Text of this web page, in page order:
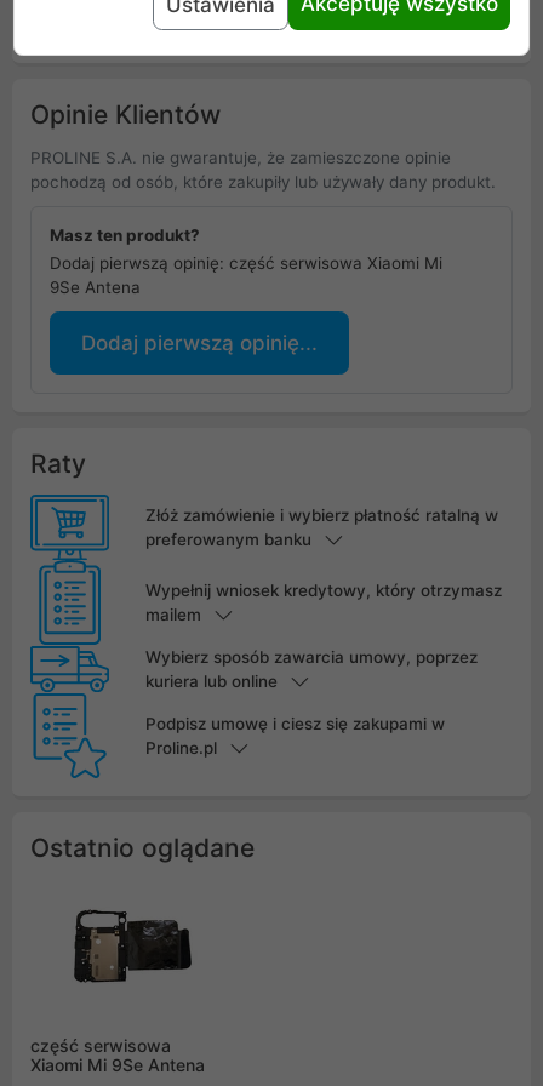
Uniwersalna informacja o bezpieczeństwie
Opinie Klientów
PROLINE S.A. nie gwarantuje, że zamieszczone opinie
pochodzą od osób, które zakupiły lub używały dany produkt.
Masz ten produkt?
Dodaj pierwszą opinię: część serwisowa Xiaomi Mi
9Se Antena
Dodaj pierwszą opinię...
Raty
Złóż zamówienie i wybierz płatność ratalną w
preferowanym banku
Wypełnij wniosek kredytowy, który otrzymasz
mailem
Wybierz sposób zawarcia umowy, poprzez
kuriera lub online
Podpisz umowę i ciesz się zakupami w
Proline.pl
Ostatnio oglądane
część serwisowa
Xiaomi Mi 9Se Antena